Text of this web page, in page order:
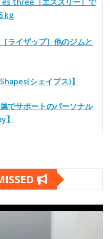
kg
ライザップ］他のジムと
シェイプス)】
でサポートのパーソナル